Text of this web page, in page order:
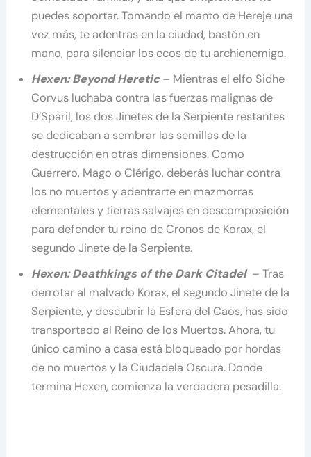
puedes soportar. Tomando el manto de Hereje una
vez más, te adentras en la ciudad, bastón en
mano, para silenciar los ecos de tu archienemigo.
Hexen: Beyond Heretic– Mientras el elfo Sidhe
Corvus luchaba contra las fuerzas malignas de
D’Sparil, los dos Jinetes de la Serpiente restantes
se dedicaban a sembrar las semillas de la
destrucción en otras dimensiones. Como
Guerrero, Mago o Clérigo, deberás luchar contra
los no muertos y adentrarte en mazmorras
elementales y tierras salvajes en descomposición
para defender tu reino de Cronos de Korax, el
segundo Jinete de la Serpiente.
Hexen: Deathkings of the Dark Citadel– Tras
derrotar al malvado Korax, el segundo Jinete de la
Serpiente, y descubrir la Esfera del Caos, has sido
transportado al Reino de los Muertos. Ahora, tu
único camino a casa está bloqueado por hordas
de no muertos y la Ciudadela Oscura. Donde
termina Hexen, comienza la verdadera pesadilla.